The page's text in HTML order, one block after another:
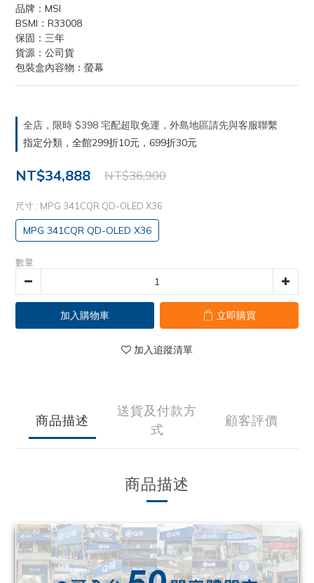
品牌：MSI
BSMI：R33008
保固：三年
貨源：公司貨
包裝盒內容物：螢幕
全店，限時 $398 宅配超取免運，外島地區請先與客服聯繫
指定分類，全館299折10元，699折30元
NT$34,888 NT$36,900
尺寸 : MPG 341CQR QD-OLED X36
MPG 341CQR QD-OLED X36
數量
加入購物車 立即購買
加入追蹤清單
商品描述
送貨及付款方
式
顧客評價
商品描述